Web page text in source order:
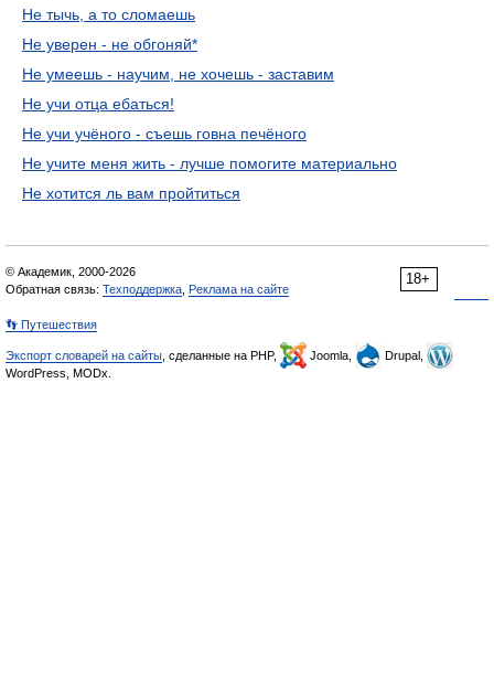
Не тычь, а то сломаешь
Не уверен - не обгоняй*
Не умеешь - научим, не хочешь - заставим
Не учи отца ебаться!
Не учи учёного - съешь говна печёного
Не учите меня жить - лучше помогите материально
Не хотится ль вам пройтиться
18+
© Академик, 2000-2026
Обратная связь: Техподдержка Реклама на сайте
👣 Путешествия
Экспорт словарей на сайты , сделанные на PHP, Joomla,
Drupal,
WordPress, MODx.